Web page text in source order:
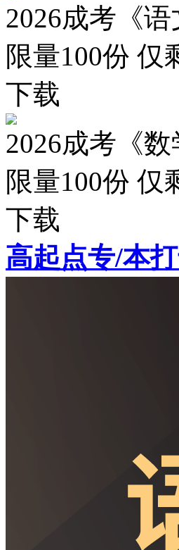
2026成考《
限量100份 仅
下载
2026成考《
限量100份 仅
下载
高起点专/本